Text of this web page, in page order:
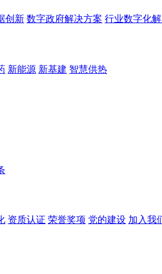
创新 数字政府解决方案 行业数字化
新能源 新基建 智慧供热
资质认证 荣誉奖项 党的建设 加入我